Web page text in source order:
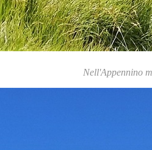
Nell'Appennino